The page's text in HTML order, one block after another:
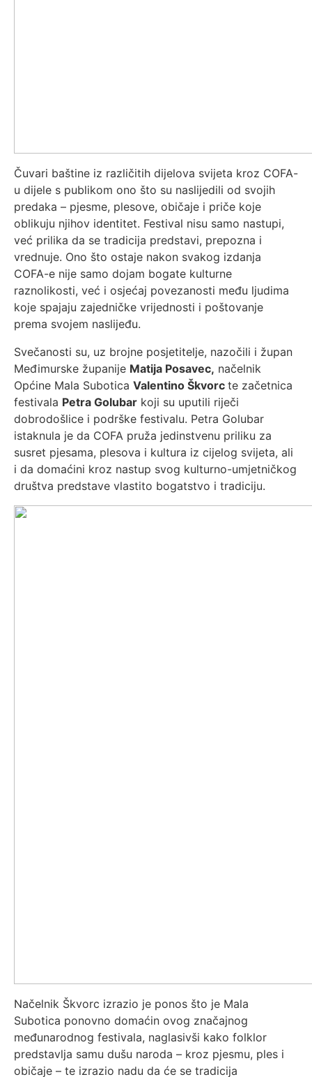
Čuvari baštine iz različitih dijelova svijeta kroz COFA-
u dijele s publikom ono što su naslijedili od svojih
predaka – pjesme, plesove, običaje i priče koje
oblikuju njihov identitet. Festival nisu samo nastupi,
već prilika da se tradicija predstavi, prepozna i
vrednuje. Ono što ostaje nakon svakog izdanja
COFA-e nije samo dojam bogate kulturne
raznolikosti, već i osjećaj povezanosti među ljudima
koje spajaju zajedničke vrijednosti i poštovanje
prema svojem naslijeđu.
Svečanosti su, uz brojne posjetitelje, nazočili i župan
Međimurske županije Matija Posavec, načelnik
Općine Mala Subotica Valentino Škvorc te začetnica
festivala Petra Golubar koji su uputili riječi
dobrodošlice i podrške festivalu. Petra Golubar
istaknula je da COFA pruža jedinstvenu priliku za
susret pjesama, plesova i kultura iz cijelog svijeta, ali
i da domaćini kroz nastup svog kulturno-umjetničkog
društva predstave vlastito bogatstvo i tradiciju.
Načelnik Škvorc izrazio je ponos što je Mala
Subotica ponovno domaćin ovog značajnog
međunarodnog festivala, naglasivši kako folklor
predstavlja samu dušu naroda – kroz pjesmu, ples i
običaje – te izrazio nadu da će se tradicija